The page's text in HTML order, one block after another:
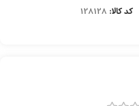
کد کالا: 128128